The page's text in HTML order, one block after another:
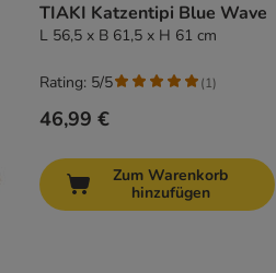
TIAKI Katzentipi Blue Wave
L 56,5 x B 61,5 x H 61 cm
46,99 €
Rating: 5/5 (1)
Zum Warenkorb
hinzufügen